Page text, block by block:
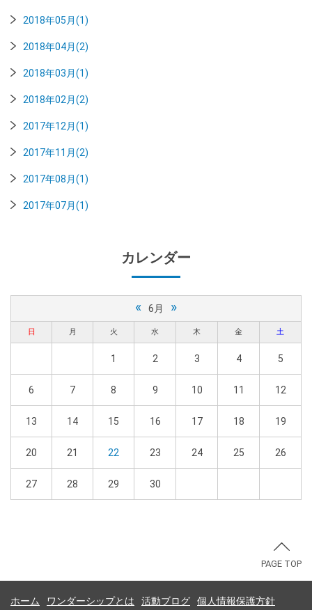
2018年05月(1)
2018年04月(2)
2018年03月(1)
2018年02月(2)
2017年12月(1)
2017年11月(2)
2017年08月(1)
2017年07月(1)
カレンダー
« 6月 »
日 月 火 水 木 金 土
1 2 3 4 5
6 7 8 9 10 11 12
13 14 15 16 17 18 19
20 21 22 23 24 25 26
27 28 29 30
PAGE TOP
ホーム ワンダーシップとは 活動ブログ 個人情報保護方針